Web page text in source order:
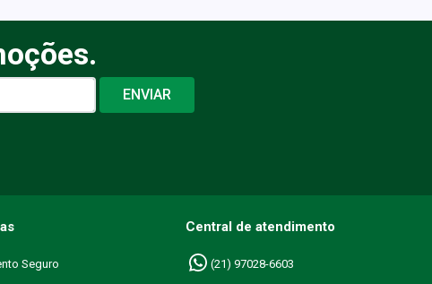
ENVIAR
Seguro
Central de atendimento
(21) 97028-6603